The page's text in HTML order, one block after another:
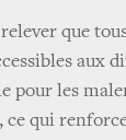
que
aux
pour les
ce qui